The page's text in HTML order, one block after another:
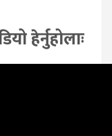
हेर्नुहोलाः